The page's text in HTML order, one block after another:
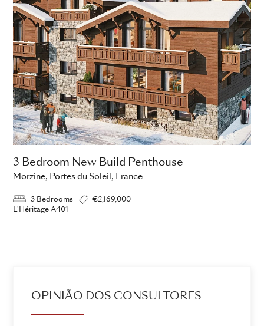
3 Bedroom New Build Penthouse
Morzine, Portes du Soleil, France
3 Bedrooms
€2,169,000
L'Héritage A401
OPINIÃO DOS CONSULTORES